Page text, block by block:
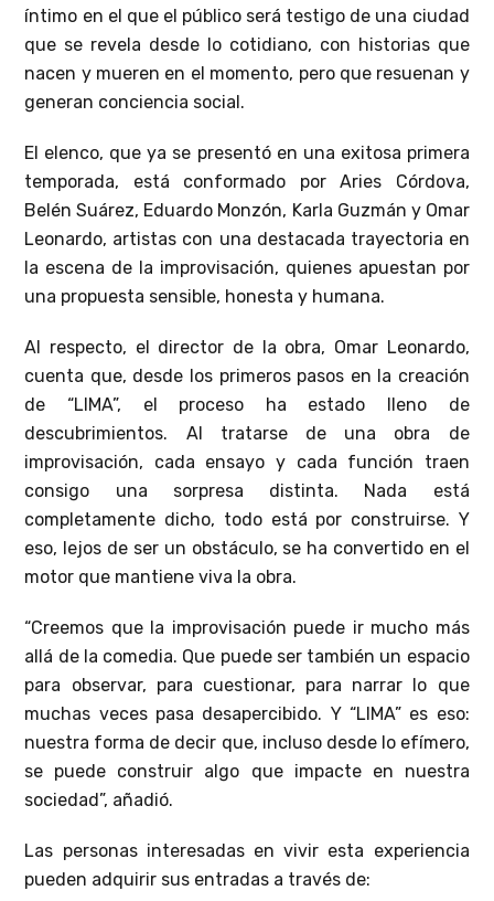
íntimo en el que el público será testigo de una ciudad
que se revela desde lo cotidiano, con historias que
nacen y mueren en el momento, pero que resuenan y
generan conciencia social.
El elenco, que ya se presentó en una exitosa primera
temporada, está conformado por Aries Córdova,
Belén Suárez, Eduardo Monzón, Karla Guzmán y Omar
Leonardo, artistas con una destacada trayectoria en
la escena de la improvisación, quienes apuestan por
una propuesta sensible, honesta y humana.
Al respecto, el director de la obra, Omar Leonardo,
cuenta que, desde los primeros pasos en la creación
de “LIMA”, el proceso ha estado lleno de
descubrimientos. Al tratarse de una obra de
improvisación, cada ensayo y cada función traen
consigo una sorpresa distinta. Nada está
completamente dicho, todo está por construirse. Y
eso, lejos de ser un obstáculo, se ha convertido en el
motor que mantiene viva la obra.
“Creemos que la improvisación puede ir mucho más
allá de la comedia. Que puede ser también un espacio
para observar, para cuestionar, para narrar lo que
muchas veces pasa desapercibido. Y “LIMA” es eso:
nuestra forma de decir que, incluso desde lo efímero,
se puede construir algo que impacte en nuestra
sociedad”, añadió.
Las personas interesadas en vivir esta experiencia
pueden adquirir sus entradas a través de: